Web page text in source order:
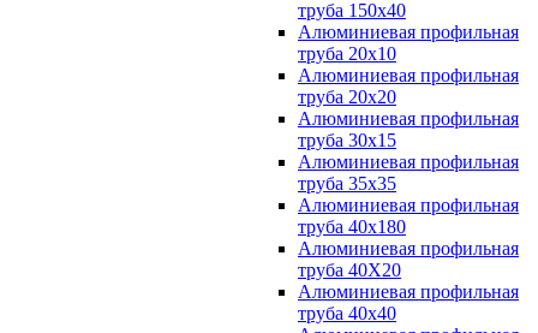
труба 150х40
Алюминиевая профильная
труба 20х10
Алюминиевая профильная
труба 20х20
Алюминиевая профильная
труба 30х15
Алюминиевая профильная
труба 35х35
Алюминиевая профильная
труба 40х180
Алюминиевая профильная
труба 40Х20
Алюминиевая профильная
труба 40х40